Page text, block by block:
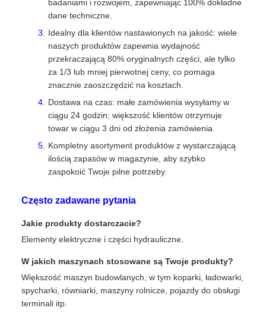
badaniami i rozwojem, zapewniając 100% dokładne
dane techniczne.
Idealny dla klientów nastawionych na jakość: wiele
naszych produktów zapewnia wydajność
przekraczającą 80% oryginalnych części, ale tylko
za 1/3 lub mniej pierwotnej ceny, co pomaga
znacznie zaoszczędzić na kosztach.
Dostawa na czas: małe zamówienia wysyłamy w
ciągu 24 godzin; większość klientów otrzymuje
towar w ciągu 3 dni od złożenia zamówienia.
Kompletny asortyment produktów z wystarczającą
ilością zapasów w magazynie, aby szybko
zaspokoić Twoje pilne potrzeby.
Często zadawane pytania
Jakie produkty dostarczacie?
Elementy elektryczne i części hydrauliczne.
W jakich maszynach stosowane są Twoje produkty?
Większość maszyn budowlanych, w tym koparki, ładowarki,
spycharki, równiarki, maszyny rolnicze, pojazdy do obsługi
terminali itp.